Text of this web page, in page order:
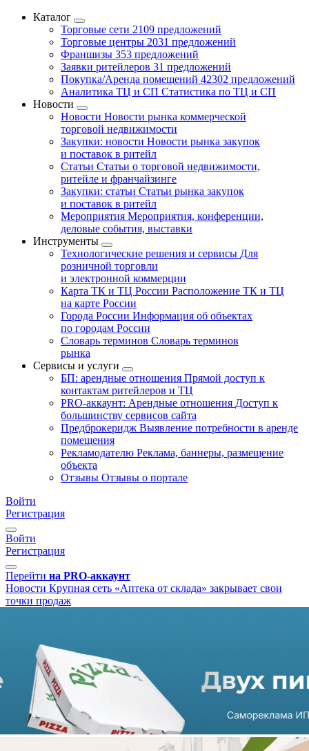
Каталог
Торговые сети 2109 предложений
Торговые центры 2031 предложений
Франшизы 353 предложений
Заявки ритейлеров 31 предложений
Покупка/Аренда помещений 42302 предложений
Аналитика ТЦ и СП Статистика по ТЦ и СП
Новости
Новости Новости рынка коммерческой
торговой недвижимости
Закупки: новости Новости рынка закупок
и поставок в ритейл
Статьи Статьи о торговой недвижимости,
ритейле и франчайзинге
Закупки: статьи Статьи рынка закупок
и поставок в ритейл
Мероприятия Мероприятия, конференции,
деловые события, выставки
Инструменты
Технологические решения и сервисы Для
розничной торговли
и электронной коммерции
Карта ТК и ТЦ России Расположение ТК и ТЦ
на карте России
Города России Информация об объектах
по городам России
Словарь терминов Словарь терминов
рынка
Сервисы и услуги
БП: арендные отношения Прямой доступ к
контактам ритейлеров и ТЦ
PRO-аккаунт: Арендные отношения Доступ к
большинству сервисов сайта
Предброкеридж Выявление потребности в аренде
помещения
Рекламодателю Реклама, баннеры, размещение
объекта
Отзывы Отзывы о портале
Войти
Регистрация
Войти
Регистрация
Перейти на PRO-аккаунт
Новости Крупная сеть «Аптека от склада» закрывает свои
точки продаж